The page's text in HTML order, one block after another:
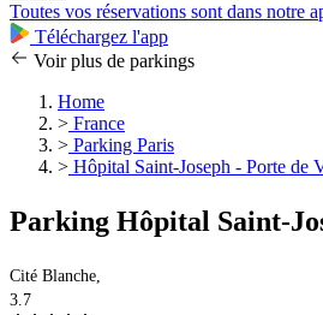
Toutes vos réservations sont dans notre
Téléchargez l'app
Voir plus de parkings
Home
> France
> Parking Paris
> Hôpital Saint-Joseph - Porte de
Parking Hôpital Saint-
Cité Blanche,
3.7